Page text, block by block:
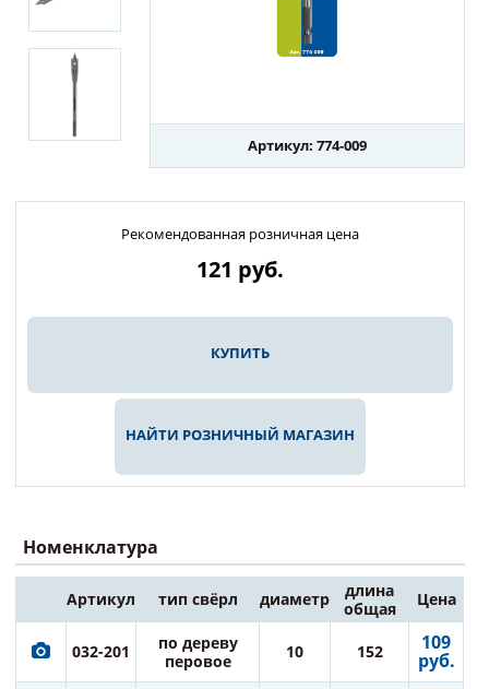
Артикул: 774-009
Рекомендованная розничная цена
121 руб.
КУПИТЬ
НАЙТИ РОЗНИЧНЫЙ МАГАЗИН
Номенклатура
Артикул тип свёрл диаметр
длина
общая
Цена
032-201
по дереву
перовое
10 152 109
руб.